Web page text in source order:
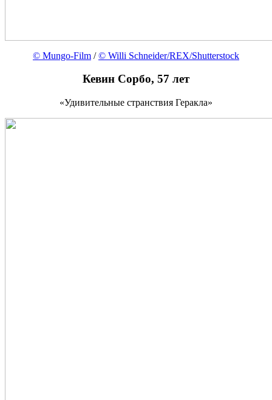
© Mungo-Film /© Willi Schneider/REX/Shutterstock
Кевин Сорбо, 57 лет
«Удивительные странствия Геракла»